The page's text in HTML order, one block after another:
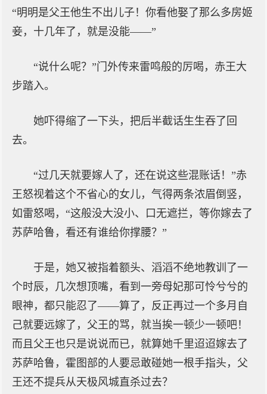
“明明是父王他生不出儿子！你看他娶了那么多房姬
妾，十几年了，就是没能——”
“说什么呢？”门外传来雷鸣般的厉喝，赤王大
步踏入。
她吓得缩了一下头，把后半截话生生吞了回
去。
“过几天就要嫁人了，还在说这些混账话！”赤
王怒视着这个不省心的女儿，气得两条浓眉倒竖，
如雷怒喝，“这般没大没小、口无遮拦，等你嫁去了
苏萨哈鲁，看还有谁给你撑腰？”
于是，她又被指着额头、滔滔不绝地教训了一
个时辰，几次想顶嘴，看到一旁母妃那可怜兮兮的
眼神，都只能忍了——算了，反正再过一个多月自
己就要远嫁了，父王的骂，就当挨一顿少一顿吧！
而且父王也只是说说而已，就算她千里迢迢嫁去了
苏萨哈鲁，霍图部的人要忌敢碰她一根手指头，父
王还不提兵从天极风城直杀过去？